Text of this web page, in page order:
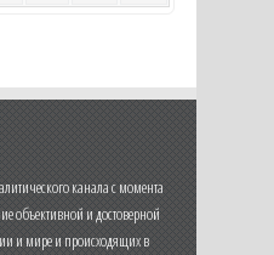
канала с момента
объективной и достоверной
и мире и происходящих в